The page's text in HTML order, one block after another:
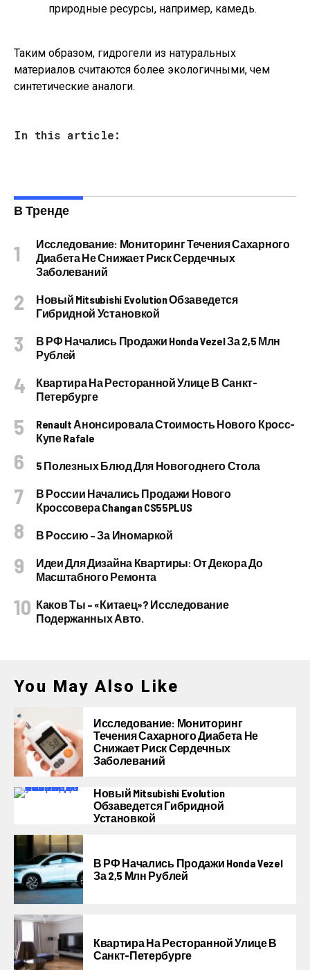
природные ресурсы, например, камедь.
Таким образом, гидрогели из натуральных
материалов считаются более экологичными, чем
синтетические аналоги.
In this article:
В Тренде
Исследование: Мониторинг Течения Сахарного
Диабета Не Снижает Риск Сердечных
Заболеваний
Новый Mitsubishi Evolution Обзаведется
Гибридной Установкой
В РФ Начались Продажи Honda Vezel За 2,5 Млн
Рублей
Квартира На Ресторанной Улице В Санкт-
Петербурге
Renault Анонсировала Стоимость Нового Кросс-
Купе Rafale
5 Полезных Блюд Для Новогоднего Стола
В России Начались Продажи Нового
Кроссовера Changan CS55PLUS
В Россию – За Иномаркой
Идеи Для Дизайна Квартиры: От Декора До
Масштабного Ремонта
Каков Ты – «китаец»? Исследование
Подержанных Авто.
You May Also Like
Исследование: Мониторинг
Течения Сахарного Диабета Не
Снижает Риск Сердечных
Заболеваний
Новый Mitsubishi Evolution
Обзаведется Гибридной
Установкой
В РФ Начались Продажи Honda Vezel
За 2,5 Млн Рублей
Квартира На Ресторанной Улице В
Санкт-Петербурге